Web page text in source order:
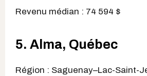
Revenu médian : 74 594 $
5. Alma, Québec
Région : Saguenay–Lac-Saint-